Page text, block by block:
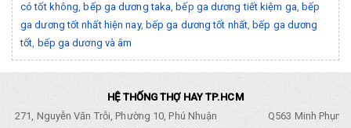
có tốt không, bếp ga dương taka, bếp ga dương tiết kiệm ga, bếp
ga dương tốt nhất hiện nay, bếp ga dương tốt nhất, bếp ga dương
tốt, bếp ga dương và âm
HỆ THỐNG THỢ HAY TP.HCM
271, Nguyễn Văn Trỗi, Phường 10, Phú Nhuận
Q563 Minh